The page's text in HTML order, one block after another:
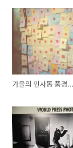
가을의 인사동 풍경...